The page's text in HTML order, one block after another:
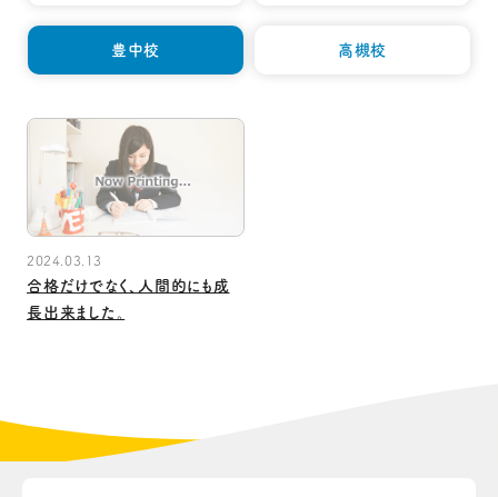
豊中校 高槻校
2024.03.13
合格だけでなく、人間的にも成
長出来ました。